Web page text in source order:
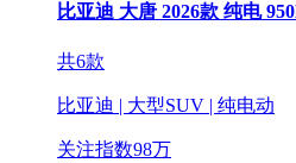
比亚迪 大唐 2026款 纯电
共6款
比亚迪 | 大型SUV | 纯电动
关注指数98万